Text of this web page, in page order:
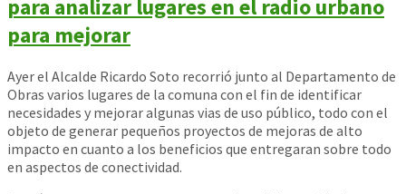
para analizar lugares en el radio urbano
para mejorar
Ayer el Alcalde Ricardo Soto recorrió junto al Departamento de
Obras varios lugares de la comuna con el fin de identificar
necesidades y mejorar algunas vias de uso público, todo con el
objeto de generar pequeños proyectos de mejoras de alto
impacto en cuanto a los beneficios que entregaran sobre todo
en aspectos de conectividad.